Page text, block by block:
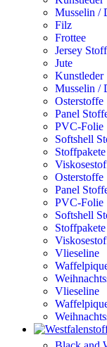
Musselin /
Filz
Frottee
Jersey
Jute
Kunstleder
Musselin /
Osterstoffe
Panel
PVC-Folie
Softshell
Stoffpakete
Osterstoffe
Panel
PVC-Folie
Softshell
Stoffpakete
Vlieseline
Vlieseline